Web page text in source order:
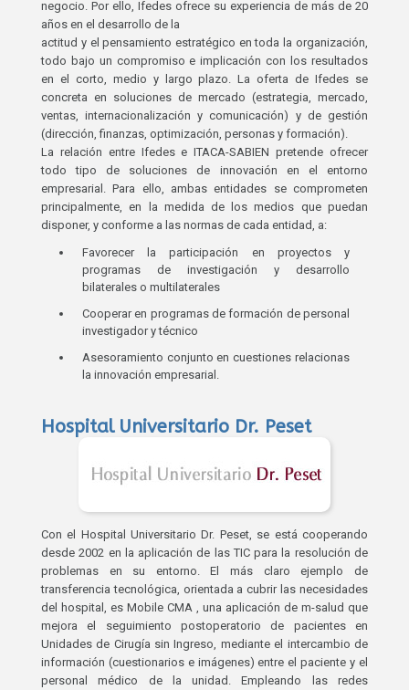
negocio. Por ello, Ifedes ofrece su experiencia de más de 20
años en el desarrollo de la
actitud y el pensamiento estratégico en toda la organización,
todo bajo un compromiso e implicación con los resultados
en el corto, medio y largo plazo. La oferta de Ifedes se
concreta en soluciones de mercado (estrategia, mercado,
ventas, internacionalización y comunicación) y de gestión
(dirección, finanzas, optimización, personas y formación).
La relación entre Ifedes e ITACA-SABIEN pretende ofrecer
todo tipo de soluciones de innovación en el entorno
empresarial. Para ello, ambas entidades se comprometen
principalmente, en la medida de los medios que puedan
disponer, y conforme a las normas de cada entidad, a:
Favorecer la participación en proyectos y
programas de investigación y desarrollo
bilaterales o multilaterales
Cooperar en programas de formación de personal
investigador y técnico
Asesoramiento conjunto en cuestiones relacionas
la innovación empresarial.
Hospital Universitario Dr. Peset
Con el Hospital Universitario Dr. Peset, se está cooperando
desde 2002 en la aplicación de las TIC para la resolución de
problemas en su entorno. El más claro ejemplo de
transferencia tecnológica, orientada a cubrir las necesidades
del hospital, es Mobile CMA , una aplicación de m-salud que
mejora el seguimiento postoperatorio de pacientes en
Unidades de Cirugía sin Ingreso, mediante el intercambio de
información (cuestionarios e imágenes) entre el paciente y el
personal médico de la unidad. Empleando las redes